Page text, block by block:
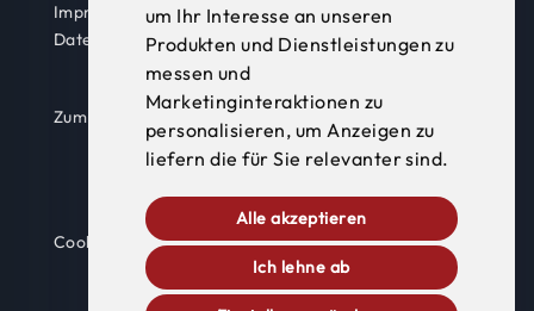
um Ihr Interesse an unseren
Produkten und Dienstleistungen zu
messen und
Marketinginteraktionen zu
personalisieren, um Anzeigen zu
liefern die für Sie relevanter sind.
Alle akzeptieren
Ich lehne ab
Impressum
Datenschutz
Zum fritz.tirol Flyer
Cookie Einstellungen anpassen